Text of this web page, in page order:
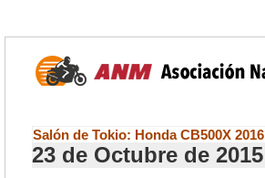
Salón de Tokio: Honda CB500X 2016
23 de Octubre de 2015